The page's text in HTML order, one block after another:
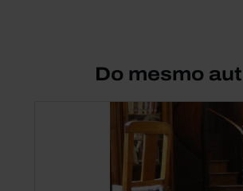
Do mesmo